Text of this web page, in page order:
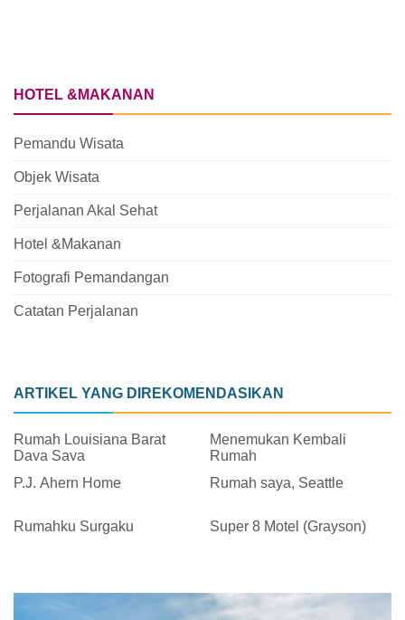
HOTEL &MAKANAN
Pemandu Wisata
Objek Wisata
Perjalanan Akal Sehat
Hotel &Makanan
Fotografi Pemandangan
Catatan Perjalanan
ARTIKEL YANG DIREKOMENDASIKAN
Rumah Louisiana Barat
Daya Saya
Menemukan Kembali
Rumah
P.J. Ahern Home
Rumah saya, Seattle
Rumahku Surgaku Super 8 Motel (Grayson)